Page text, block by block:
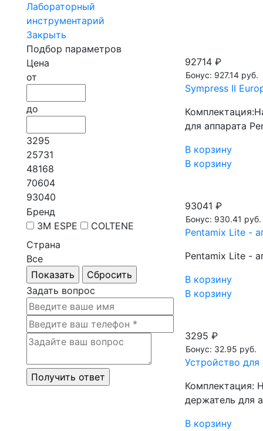
Лабораторный
инструментарий
Закрыть
Подбор параметров
Цена
от
до
3295
25731
48168
70604
93040
Бренд
3M ESPE
COLTENE
Страна
Все
Задать вопрос
92714 ₽
Бонус: 927.14 руб.
Sympress II
для аппарата
В корзину
В корзину
93041 ₽
Бонус: 930.41 руб.
Pentamix Lite -
Pentamix Lite -
В корзину
В корзину
3295 ₽
Бонус: 32.95 руб.
Устройство для
Комплектация:
держатель для
В корзину